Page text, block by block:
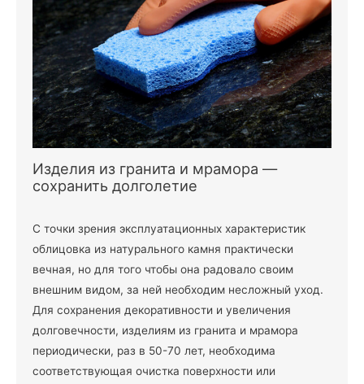
Изделия из гранита и мрамора —
сохранить долголетие
С точки зрения эксплуатационных характеристик
облицовка из натурального камня практически
вечная, но для того чтобы она радовало своим
внешним видом, за ней необходим несложный уход.
Для сохранения декоративности и увеличения
долговечности, изделиям из гранита и мрамора
периодически, раз в 50-70 лет, необходима
соответствующая очистка поверхности или